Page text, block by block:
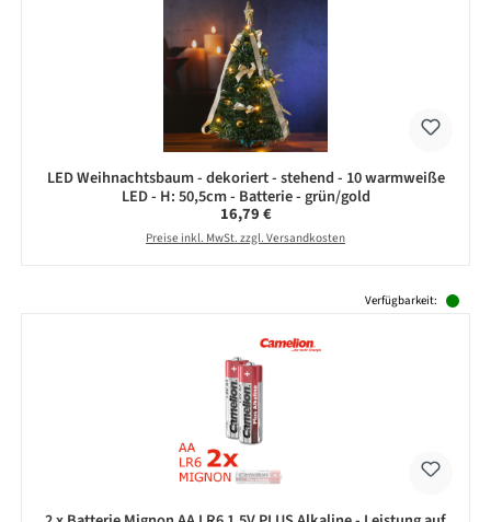
LED Weihnachtsbaum - dekoriert - stehend - 10 warmweiße
LED - H: 50,5cm - Batterie - grün/gold
Regulärer Preis:
16,79 €
Preise inkl. MwSt. zzgl. Versandkosten
Verfügbarkeit: